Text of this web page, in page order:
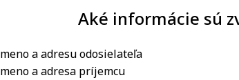
Aké informácie sú
meno a adresu odosielateľa
meno a adresa príjemcu